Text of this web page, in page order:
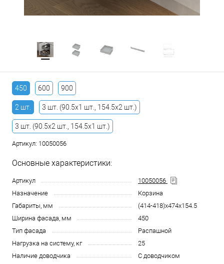
450 600 900
2 шт. 3 шт. (90.5х1 шт., 154.5х2 шт.)
3 шт. (90.5х2 шт., 154.5х1 шт.)
Артикул: 10050056
Основные характеристики:
Артикул
10050056
Назначение
Корзина
Габариты, мм
(414-418)x474x154.5
Ширина фасада, мм
450
Тип фасада
Распашной
Нагрузка на систему, кг
25
Наличие доводчика
С доводчиком